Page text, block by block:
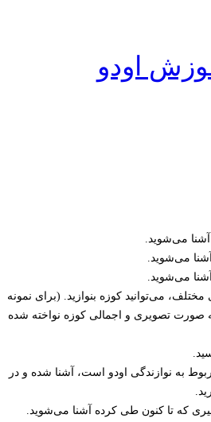
اودو
می‌شوید.
می‌شوید.
می‌شوید.
می‌توانید کوزه بنوازید. (برای نمونه
صورت تصویری و اجمالی کوزه نواخته شده
به نوازندگی اودو است، آشنا شده و در
که تا کنون طی کرده آشنا می‌شوید.